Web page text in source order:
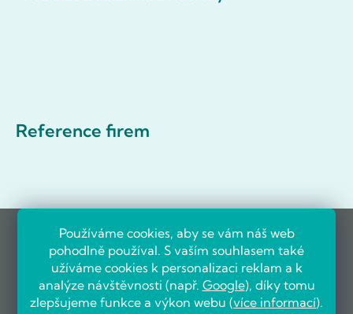
Používáme cookies, aby se vám náš web
pohodlně používal. S vaším souhlasem také
užíváme cookies k personalizaci reklam a k
analýze návštěvnosti (např. Google), díky tomu
zlepšujeme funkce a výkon webu (více informací).
Reference firem